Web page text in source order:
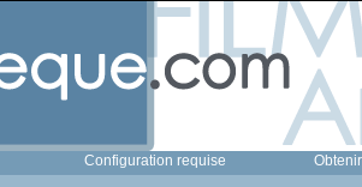
Configuration requise